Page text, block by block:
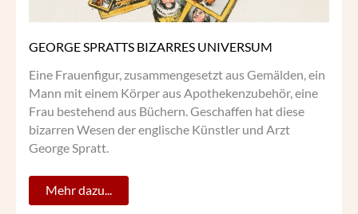
GEORGE SPRATTS BIZARRES UNIVERSUM
Eine Frauenfigur, zusammengesetzt aus Gemälden, ein
Mann mit einem Körper aus Apothekenzubehör, eine
Frau bestehend aus Büchern. Geschaffen hat diese
bizarren Wesen der englische Künstler und Arzt
George Spratt.
Mehr dazu...